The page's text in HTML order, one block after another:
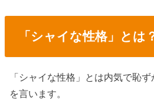
「シャイな性格」とは
「シャイな性格」とは内気で恥
を言います。